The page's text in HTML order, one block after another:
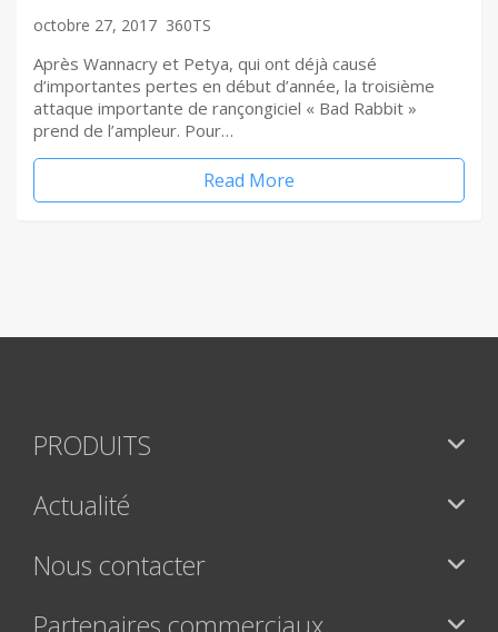
octobre 27, 2017 360TS
Après Wannacry et Petya, qui ont déjà causé
d’importantes pertes en début d’année, la troisième
attaque importante de rançongiciel « Bad Rabbit »
prend de l’ampleur. Pour…
Read More
PRODUITS
Actualité
Nous contacter